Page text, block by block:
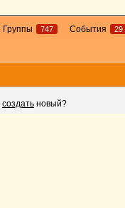
Группы 747 События 29
создать новый?